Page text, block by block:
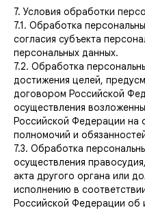
7. Условия обработки
7.1. Обработка
согласия субъекта
персональных данных.
7.2. Обработка
достижения целей,
договором Российской
осуществления
Российской Федерации на
полномочий и
7.3. Обработка
осуществления
акта другого органа или
исполнению в
Российской Федерации об